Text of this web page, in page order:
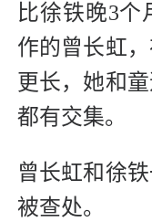
比徐铁晚3个
作的曾长虹
更长，她和
都有交集。
曾长虹和徐
被查处。